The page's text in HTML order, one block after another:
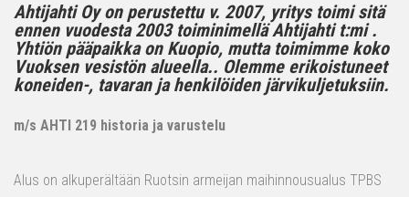
Ahtijahti Oy on perustettu v. 2007, yritys toimi sitä
ennen vuodesta 2003 toiminimellä Ahtijahti t:mi .
Yhtiön pääpaikka on Kuopio, mutta toimimme koko
Vuoksen vesistön alueella.. Olemme erikoistuneet
koneiden-, tavaran ja henkilöiden järvikuljetuksiin.
m/s AHTI 219 historia ja varustelu
Alus on alkuperältään Ruotsin armeijan maihinnousualus TPBS